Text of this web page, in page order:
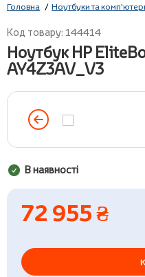
Головна Ноутбуки та
Код товару: 144414
Ноутбук HP
AY4Z3AV_V3
В наявності
72 955 ₴